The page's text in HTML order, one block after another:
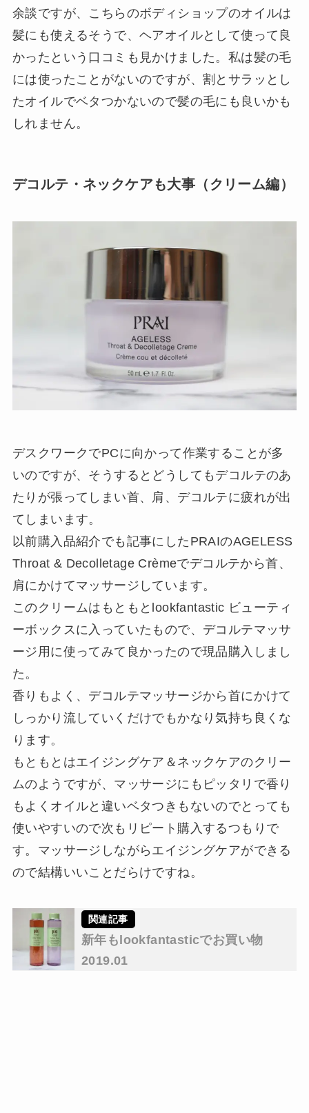
余談ですが、こちらのボディショップのオイルは
髪にも使えるそうで、ヘアオイルとして使って良
かったという口コミも見かけました。私は髪の毛
には使ったことがないのですが、割とサラッとし
たオイルでベタつかないので髪の毛にも良いかも
しれません。
デコルテ・ネックケアも大事（クリーム編）
デスクワークでPCに向かって作業することが多
いのですが、そうするとどうしてもデコルテのあ
たりが張ってしまい首、肩、デコルテに疲れが出
てしまいます。
以前購入品紹介でも記事にしたPRAIのAGELESS
Throat & Decolletage Crèmeでデコルテから首、
肩にかけてマッサージしています。
このクリームはもともとlookfantastic ビューティ
ーボックスに入っていたもので、デコルテマッサ
ージ用に使ってみて良かったので現品購入しまし
た。
香りもよく、デコルテマッサージから首にかけて
しっかり流していくだけでもかなり気持ち良くな
ります。
もともとはエイジングケア＆ネックケアのクリー
ムのようですが、マッサージにもピッタリで香り
もよくオイルと違いベタつきもないのでとっても
使いやすいので次もリピート購入するつもりで
す。マッサージしながらエイジングケアができる
ので結構いいことだらけですね。
新年もlookfantasticでお買い物
2019.01